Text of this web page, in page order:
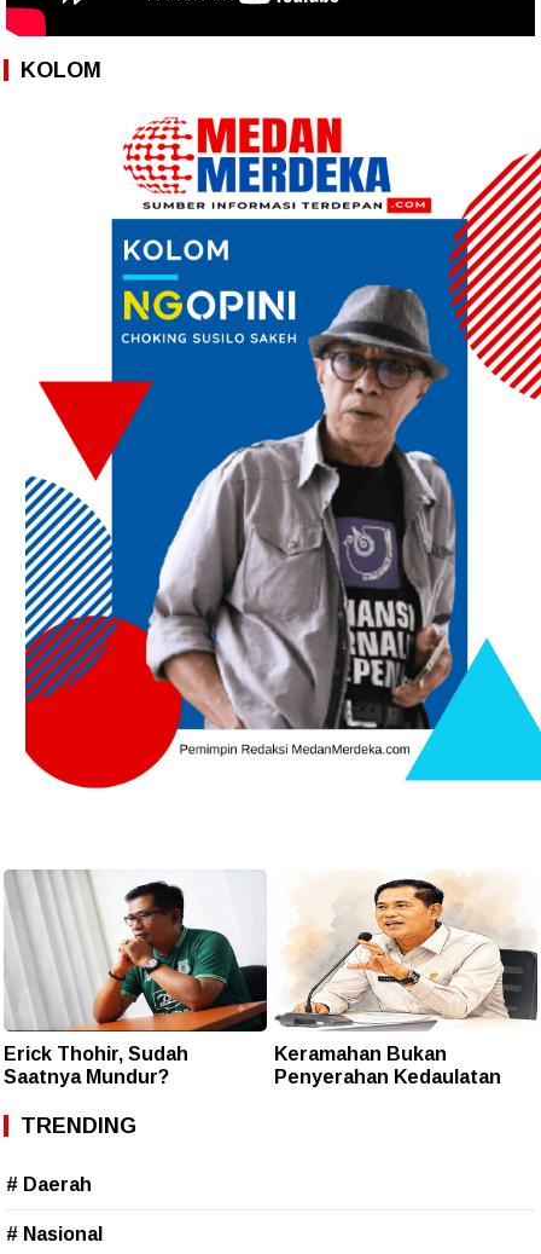
KOLOM
Erick Thohir, Sudah
Saatnya Mundur?
Keramahan Bukan
Penyerahan Kedaulatan
TRENDING
# Daerah
# Nasional